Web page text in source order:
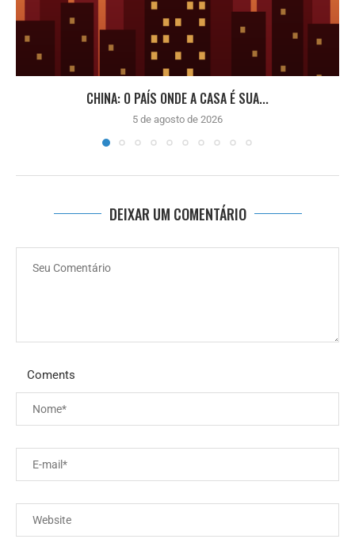
CHINA: O PAÍS ONDE A CASA É SUA...
5 de agosto de 2026
DEIXAR UM COMENTÁRIO
Coments